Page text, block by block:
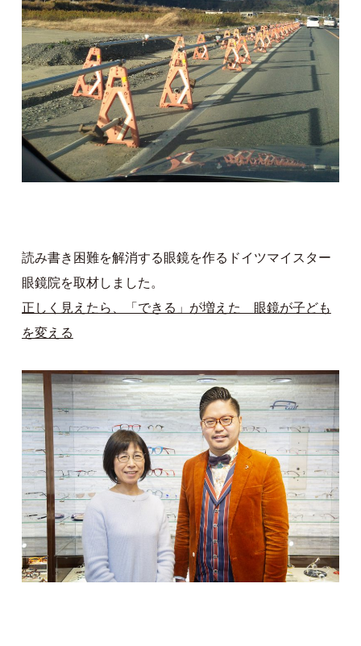
読み書き困難を解消する眼鏡を作るドイツマイスター
眼鏡院を取材しました。
正しく見えたら、「できる」が増えた 眼鏡が子ども
を変える